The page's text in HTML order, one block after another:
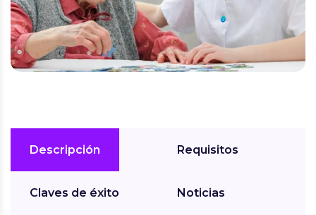
Descripción
Claves de éxito
Requisitos
Noticias